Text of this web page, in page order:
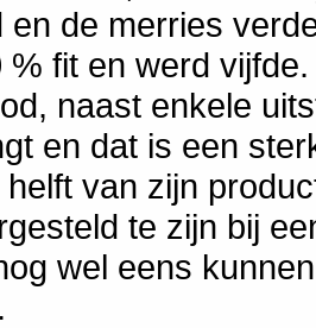
en de merries
% fit en werd
naast enkele
en dat is een
van zijn
te zijn bij
wel eens